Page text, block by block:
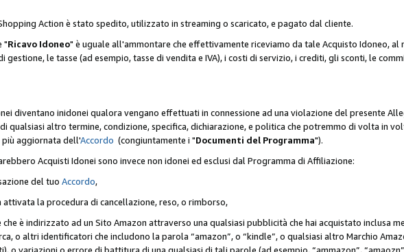
Action è stato spedito, utilizzato in streaming o scaricato, e pagato dal cliente.
"Ricavo Idoneo" è uguale all'ammontare che effettivamente riceviamo da tale Acquisto Idoneo, al
le tasse (ad esempio, tasse di vendita e IVA), i costi di servizio, i crediti, gli sconti, le
diventano inidonei qualora vengano effettuati in connessione ad una violazione del presente
qualsiasi altro termine, condizione, specifica, dichiarazione, e politica che potremmo di volta in
più aggiornata dell'Accordo (congiuntamente i "Documenti del Programma").
Acquisti Idonei sono invece non idonei ed esclusi dal Programma di Affiliazione:
del tuo Accordo,
la procedura di cancellazione, reso, o rimborso,
è indirizzato ad un Sito Amazon attraverso una qualsiasi pubblicità che hai acquistato inclusa
o altri identificatori che includono la parola “amazon”, o “kindle”, o qualsiasi altro Marchio
o variazioni o errore di battitura di una qualsiasi di tali parole (ad esempio, “ammazon”,